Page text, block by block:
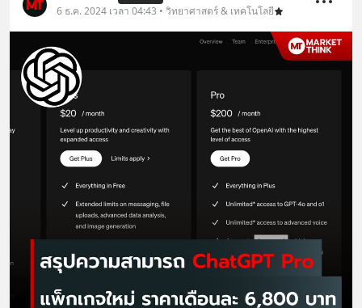
6 ธ.ค. 2024 เวลา 04:43 • วิทยาศาสตร์ & เทคโนโลยี